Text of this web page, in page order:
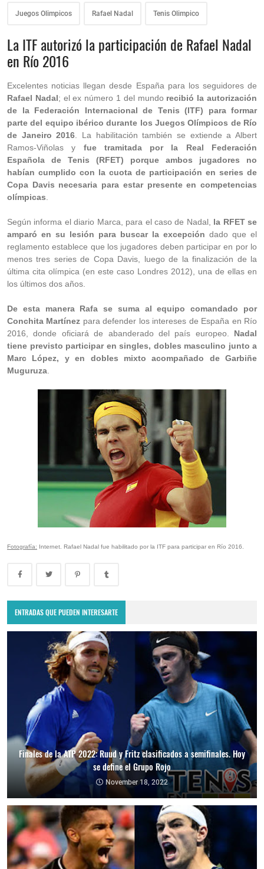
Juegos Olimpicos Rafael Nadal Tenis Olimpico
La ITF autorizó la participación de Rafael Nadal
en Río 2016
Excelentes noticias llegan desde España para los seguidores de
Rafael Nadal; el ex número 1 del mundo recibió la autorización
de la Federación Internacional de Tenis (ITF) para formar
parte del equipo ibérico durante los Juegos Olímpicos de Río
de Janeiro 2016 . La habilitación también se extiende a Albert
Ramos-Viñolas y fue tramitada por la Real Federación
Española de Tenis (RFET) porque ambos jugadores no
habían cumplido con la cuota de participación en series de
Copa Davis necesaria para estar presente en competencias
olímpicas
Según informa el diario Marca, para el caso de Nadal, la RFET se
amparó en su lesión para buscar la excepción dado que el
reglamento establece que los jugadores deben participar en por lo
menos tres series de Copa Davis, luego de la finalización de la
última cita olímpica (en este caso Londres 2012), una de ellas en
los últimos dos años.
De esta manera Rafa se suma al equipo comandado por
Conchita Martínez para defender los intereses de España en Río
2016, donde oficiará de abanderado del país europeo. Nadal
tiene previsto participar en singles, dobles masculino junto a
Marc López, y en dobles mixto acompañado de Garbiñe
Muguruza
Fotografía: Internet. Rafael Nadal fue habilitado por la ITF para participar en Río 2016.
ENTRADAS QUE PUEDEN INTERESARTE
Finales de la ATP 2022: Ruud y Fritz clasificados a semifinales. Hoy
se define el Grupo Rojo
November 18, 2022